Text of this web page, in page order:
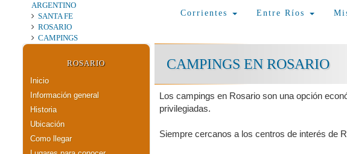
ARGENTINO
SANTA FE
ROSARIO
CAMPINGS
Corrientes Entre Ríos
ROSARIO
Inicio
Información general
Historia
Ubicación
Como llegar
CAMPINGS EN ROSARIO
Los campings en Rosario son una opción
privilegiadas.
Siempre cercanos a los centros de interés de